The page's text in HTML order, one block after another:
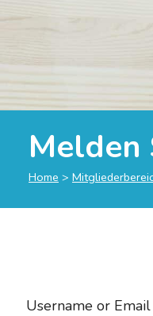
Melden
Home >
Username or